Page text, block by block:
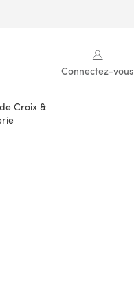
Connectez-vous
Croix &